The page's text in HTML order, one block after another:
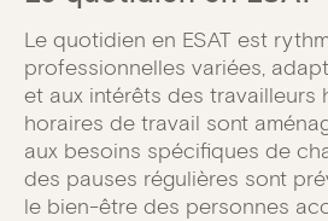
Le quotidien en ESAT est
professionnelles variées,
et aux intérêts des travailleurs
horaires de travail sont
aux besoins spécifiques de
des pauses régulières sont
le bien-être des personnes